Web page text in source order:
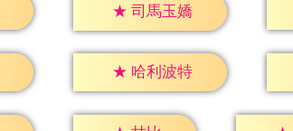
★ 司馬玉嬌
★ 哈利波特